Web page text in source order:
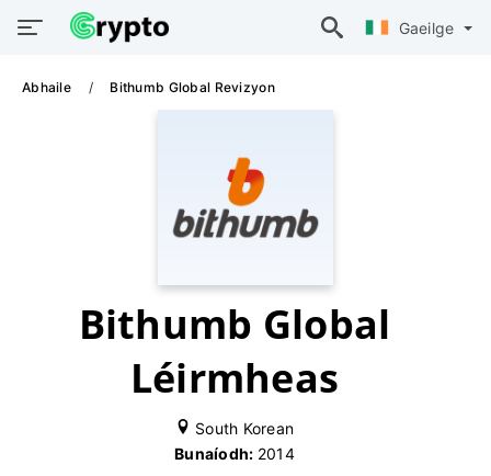
Gaeilge
Abhaile Bithumb Global Revizyon
Bithumb Global
Léirmheas
South Korean
Bunaíodh: 2014